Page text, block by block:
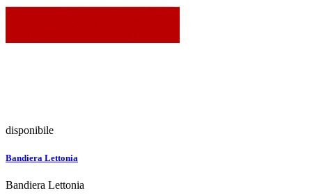
disponibile
Bandiera Lettonia
Bandiera Lettonia